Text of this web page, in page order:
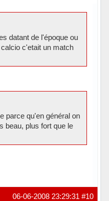
datant de l'époque ou
c'etait un match
parce qu'en général on
beau, plus fort que le
#10
06-06-2008 23:29:31